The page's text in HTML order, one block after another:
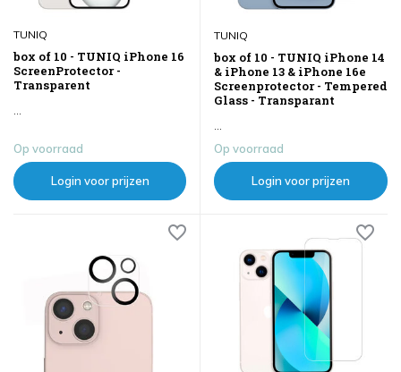
TUNIQ
box of 10 - TUNIQ iPhone 16
ScreenProtector -
Transparent
...
Op voorraad
Login voor prijzen
TUNIQ
box of 10 - TUNIQ iPhone 14
& iPhone 13 & iPhone 16e
Screenprotector - Tempered
Glass - Transparant
...
Op voorraad
Login voor prijzen